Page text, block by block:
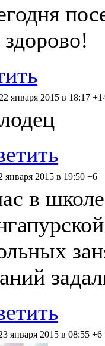
22 января 2015 в 18:17
января 2015 в 19:50 +6
в
января 2015 в 08:55 +6